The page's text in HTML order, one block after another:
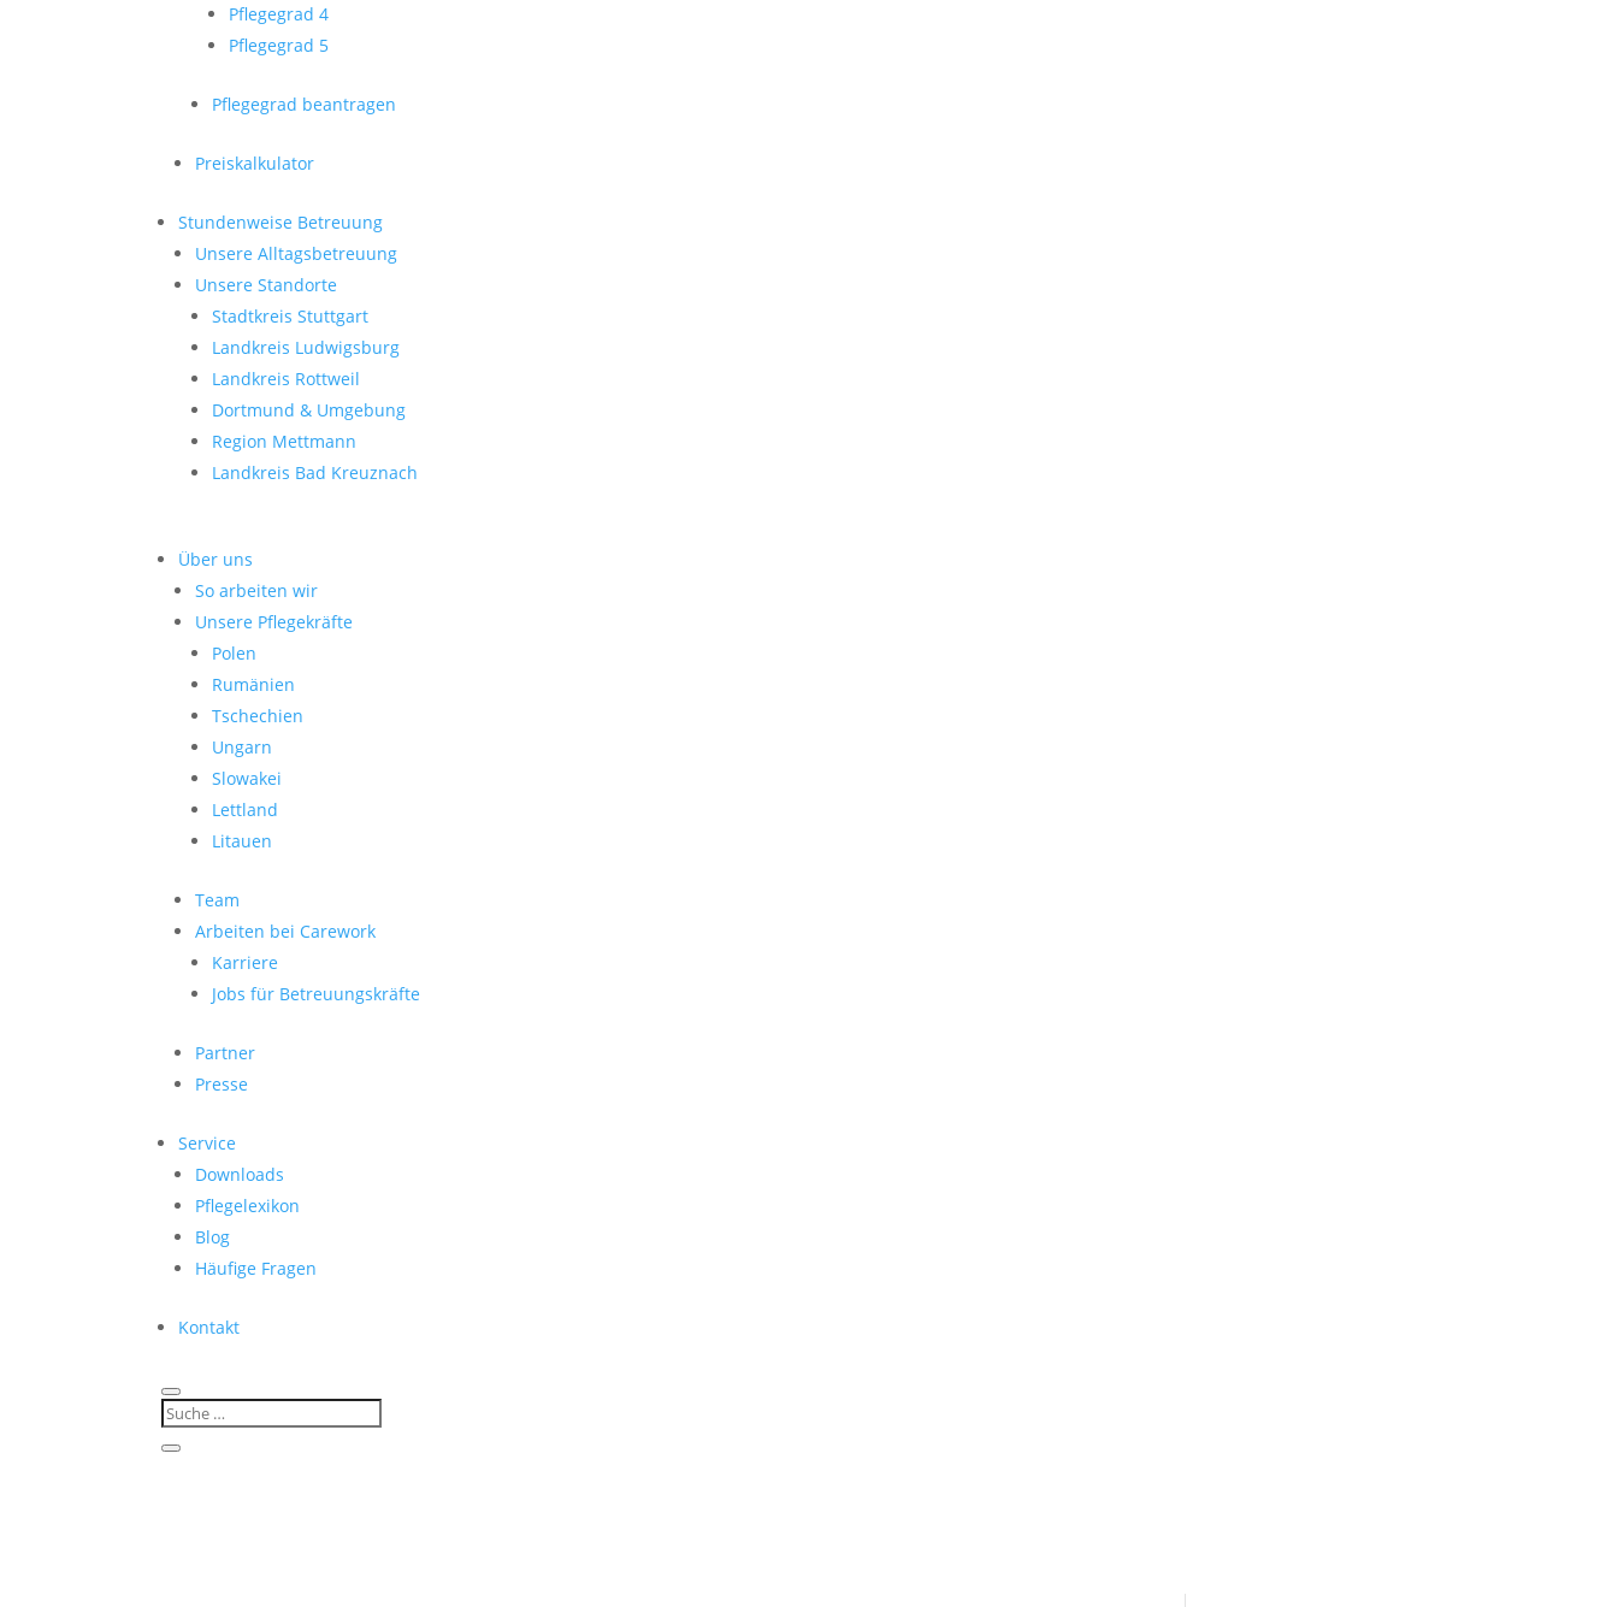
Pflegegrad 4
Pflegegrad 5
Pflegegrad beantragen
Preiskalkulator
Stundenweise Betreuung
Unsere Alltagsbetreuung
Unsere Standorte
Stadtkreis Stuttgart
Landkreis Ludwigsburg
Landkreis Rottweil
Dortmund & Umgebung
Region Mettmann
Landkreis Bad Kreuznach
Über uns
So arbeiten wir
Unsere Pflegekräfte
Polen
Rumänien
Tschechien
Ungarn
Slowakei
Lettland
Litauen
Team
Arbeiten bei Carework
Karriere
Jobs für Betreuungskräfte
Partner
Presse
Service
Downloads
Pflegelexikon
Blog
Häufige Fragen
Kontakt